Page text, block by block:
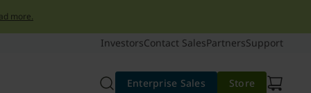
more.
InvestorsContact SalesPartnersSupport
Enterprise Sales Store